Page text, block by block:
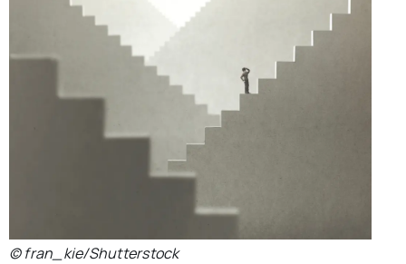
© fran_kie/Shutterstock